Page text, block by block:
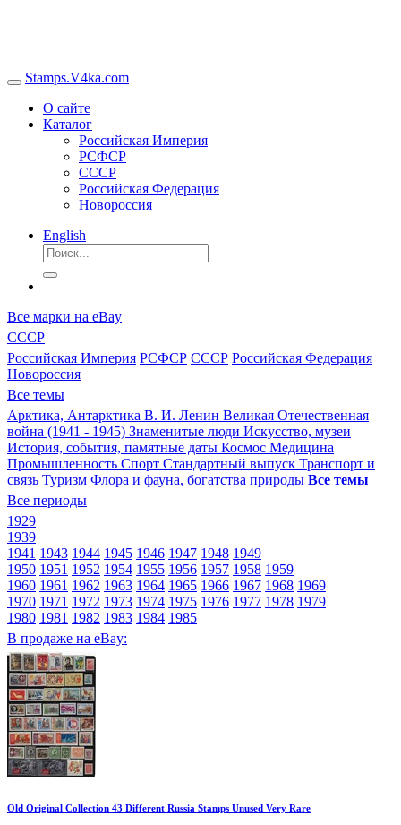
Stamps.V4ka.com
О сайте
Каталог
Российская Империя
РСФСР
СССР
Российская Федерация
Новороссия
English
Все марки на eBay
СССР
Российская Империя РСФСР СССР Российская Федерация
Новороссия
Все темы
Арктика, Антарктика В. И. Ленин Великая Отечественная
война (1941 - 1945) Знаменитые люди Искусство, музеи
История, события, памятные даты Космос Медицина
Промышленность Спорт Стандартный выпуск Транспорт и
связь Туризм Флора и фауна, богатства природы Все темы
Все периоды
1929
1939
1941 1943 1944 1945 1946 1947 1948 1949
1950 1951 1952 1954 1955 1956 1957 1958 1959
1960 1961 1962 1963 1964 1965 1966 1967 1968 1969
1970 1971 1972 1973 1974 1975 1976 1977 1978 1979
1980 1981 1982 1983 1984 1985
В продаже на eBay:
Old Original Collection 43 Different Russia Stamps Unused Very Rare